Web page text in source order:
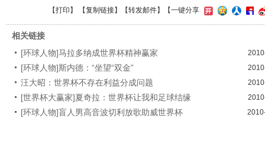
【打印 】 【复制链接】【转发邮件】 【一键分享
相关链接
[环球人物]马拉多纳成世界杯精神赢家
[环球人物]斯内德：“坐望“双金”
汪大昭：世界杯不存在利益分成问题
[世界杯大赢家]夏奇拉：世界杯让我和足球结缘
[环球人物]盲人男高音波切利放歌助威世界杯